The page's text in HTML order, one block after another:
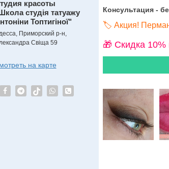
красоты
студія татуажу
Топтигіної"
Приморский р-н,
Свіща 59
на карте
Консультация -
🏷️ Акция!
🎁 Cкидка